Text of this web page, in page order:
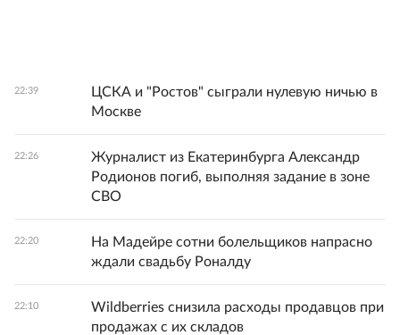
22:39
ЦСКА и "Ростов" сыграли нулевую ничью в
Москве
22:26
Журналист из Екатеринбурга Александр
Родионов погиб, выполняя задание в зоне
СВО
22:20
На Мадейре сотни болельщиков напрасно
ждали свадьбу Роналду
22:10
Wildberries снизила расходы продавцов при
продажах с их складов